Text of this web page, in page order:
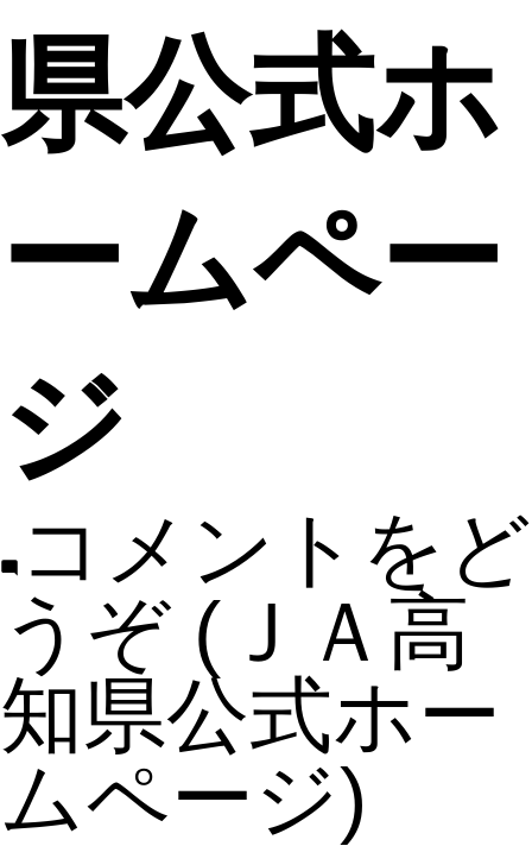
県公式ホ
ームペー
ジ
コメントをど
うぞ (ＪＡ高
知県公式ホー
ムページ)